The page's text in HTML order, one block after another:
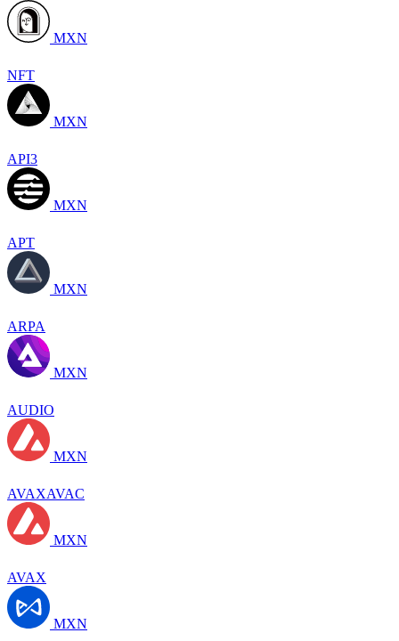
MXN
NFT
MXN
API3
MXN
APT
MXN
ARPA
MXN
AUDIO
MXN
AVAXAVAC
MXN
AVAX
MXN